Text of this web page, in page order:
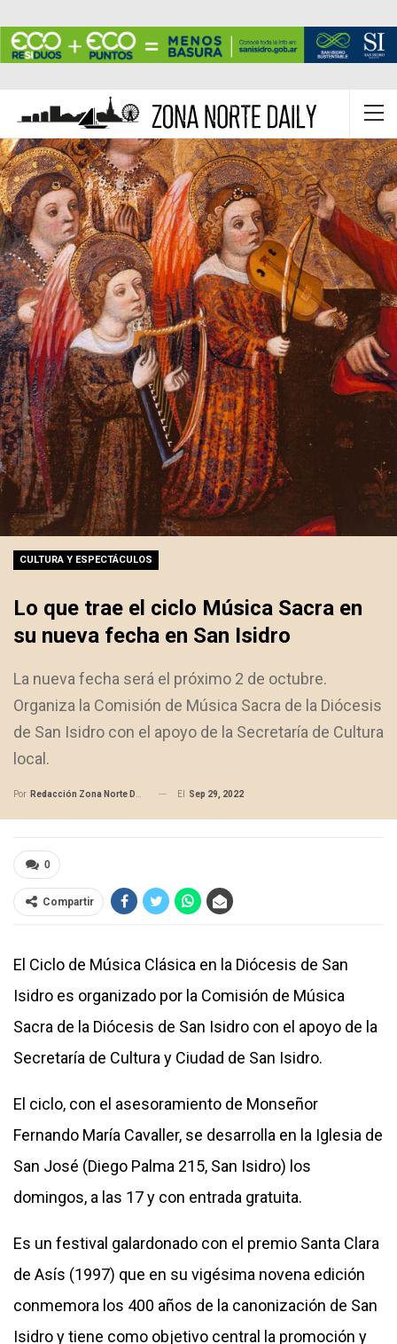
CULTURA Y ESPECTÁCULOS
Lo que trae el ciclo Música Sacra en
su nueva fecha en San Isidro
La nueva fecha será el próximo 2 de octubre.
Organiza la Comisión de Música Sacra de la Diócesis
de San Isidro con el apoyo de la Secretaría de Cultura
local.
Por Redacción Zona Norte Daily El Sep 29, 2022
0
Compartir
El Ciclo de Música Clásica en la Diócesis de San
Isidro es organizado por la Comisión de Música
Sacra de la Diócesis de San Isidro con el apoyo de la
Secretaría de Cultura y Ciudad de San Isidro.
El ciclo, con el asesoramiento de Monseñor
Fernando María Cavaller, se desarrolla en la Iglesia de
San José (Diego Palma 215, San Isidro) los
domingos, a las 17 y con entrada gratuita.
Es un festival galardonado con el premio Santa Clara
de Asís (1997) que en su vigésima novena edición
conmemora los 400 años de la canonización de San
Isidro y tiene como objetivo central la promoción y